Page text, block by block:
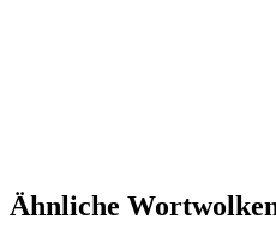
Ähnliche